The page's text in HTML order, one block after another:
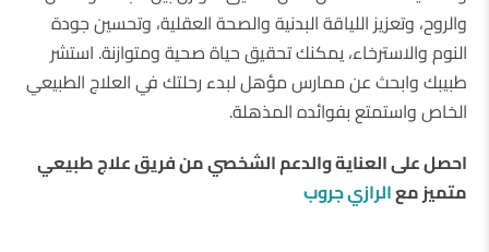
والروح، وتعزيز اللياقة البدنية والصحة العقلية، وتحسين جودة
النوم والاسترخاء، يمكنك تحقيق حياة صحية ومتوازنة. استشر
طبيبك وابحث عن ممارس مؤهل لبدء رحلتك في العلاج الطبيعي
الخاص واستمتع بفوائده المذهلة.
احصل على العناية والدعم الشخصي من فريق علاج طبيعي
متميز معالرازي جروب